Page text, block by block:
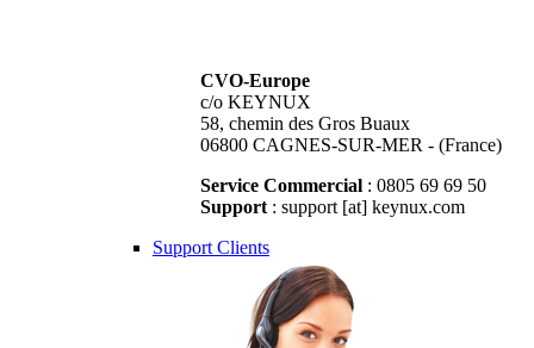
CVO-Europe
c/o KEYNUX
58, chemin des Gros Buaux
06800 CAGNES-SUR-MER - (France)
Service Commercial : 0805 69 69 50
Support : support [at] keynux.com
Support Clients